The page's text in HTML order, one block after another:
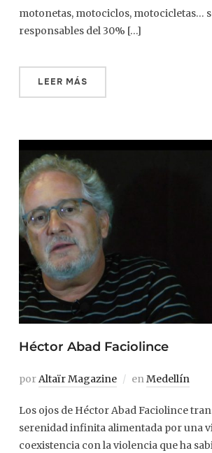
motonetas, motociclos, motocicletas…
responsables del 30% […]
LEER MÁS
Héctor Abad Faciolince
porAltaïr Magazine enMedellín
Los ojos de Héctor Abad Faciolince
serenidad infinita alimentada por una
coexistencia con la violencia que ha